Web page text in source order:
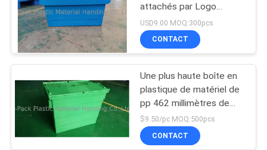
attachés par Logo
Printing Stack Nest
Plastic
USD9.00 MOQ:300pcs
CONTACT
Une plus haute boîte en
plastique de matériel de
pp 462 millimètres de
taille colore davantage
adapté aux besoins du
client
$9.50/pc MOQ:500pcs
CONTACT